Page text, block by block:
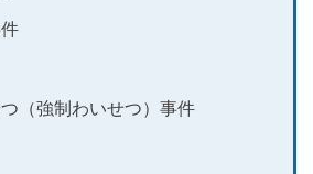
（強制わいせつ）事件